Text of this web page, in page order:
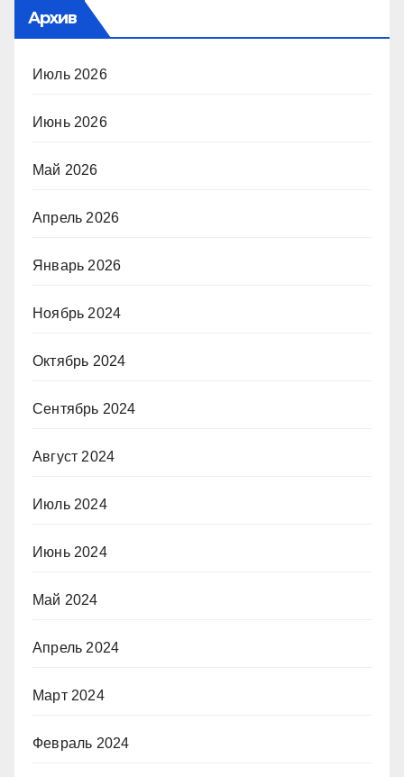
Архив
Июль 2026
Июнь 2026
Май 2026
Апрель 2026
Январь 2026
Ноябрь 2024
Октябрь 2024
Сентябрь 2024
Август 2024
Июль 2024
Июнь 2024
Май 2024
Апрель 2024
Март 2024
Февраль 2024